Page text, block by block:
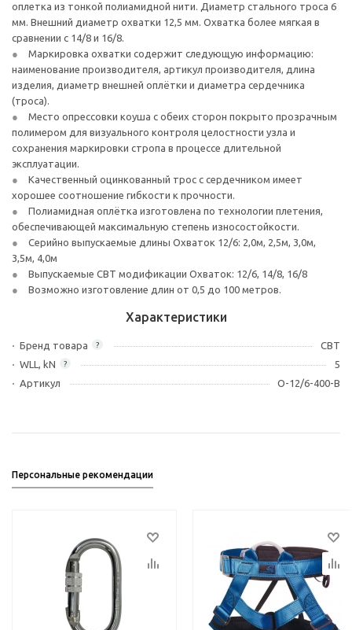
оплетка из тонкой полиамидной нити. Диаметр стального троса 6
мм. Внешний диаметр охватки 12,5 мм. Охватка более мягкая в
сравнении с 14/8 и 16/8.
Маркировка охватки содержит следующую информацию:
наименование производителя, артикул производителя, длина
изделия, диаметр внешней оплётки и диаметра сердечника
(троса).
Место опрессовки коуша с обеих сторон покрыто прозрачным
полимером для визуального контроля целостности узла и
сохранения маркировки стропа в процессе длительной
эксплуатации.
Качественный оцинкованный трос с сердечником имеет
хорошее соотношение гибкости к прочности.
Полиамидная оплётка изготовлена по технологии плетения,
обеспечивающей максимальную степень износостойкости.
Серийно выпускаемые длины Охваток 12/6: 2,0м, 2,5м, 3,0м,
3,5м, 4,0м
Выпускаемые СВТ модификации Охваток: 12/6, 14/8, 16/8
Возможно изготовление длин от 0,5 до 100 метров.
Характеристики
?
Бренд товара СВТ
?
WLL, kN
5
Артикул
О-12/6-400-В
Персональные рекомендации